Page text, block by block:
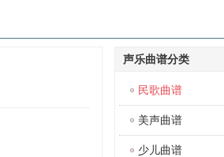
声乐曲谱分类
民歌曲谱
美声曲谱
少儿曲谱